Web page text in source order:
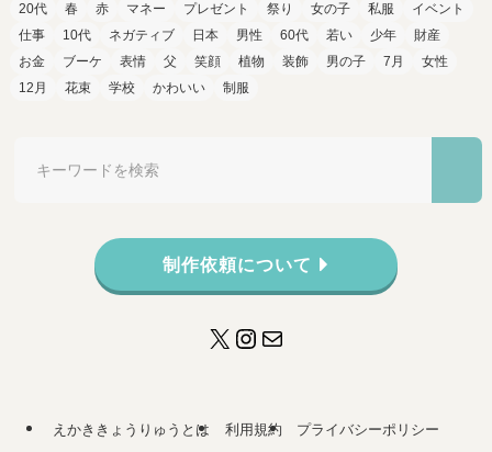
20代
春 赤 マネー プレゼント 祭り 女の子 私服
イベント
仕事
10代 ネガティブ 日本 男性 60代 若い 少年
財産
お金
ブーケ 表情 父 笑顔 植物 装飾 男の子 7月
女性
12月
花束 学校 かわいい 制服
制作依頼について
X Instagram
メール
えかききょうりゅうとは 利用規約
プライバシーポリシー